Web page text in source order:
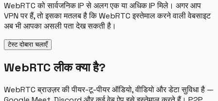
WebRTC को सार्वजनिक IP से अलग एक या अधिक IP मिले। अगर आप
VPN पर हैं, तो इसका मतलब है कि WebRTC इस्तेमाल करने वाली वेबसाइट
अब भी आपका असली पता देख सकती है।
टेस्ट दोबारा चलाएँ
WebRTC लीक क्या है?
WebRTC ब्राउज़र की पीयर-टू-पीयर ऑडियो, वीडियो और डेटा सुविधा है —